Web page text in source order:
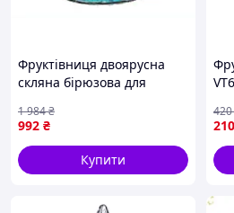
Фруктівниця двоярусна
скляна бірюзова для
золотим обідком ТМ
BONADI
992 ₴
1 984₴
Купити
210
420